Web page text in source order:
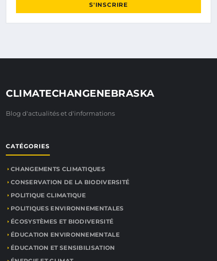
S'INSCRIRE
CLIMATECHANGENEBRASKA
Blog d'actualités et d'informations
CATÉGORIES
CHANGEMENTS CLIMATIQUES
CONSERVATION DE LA BIODIVERSITÉ
POLITIQUE CLIMATIQUE
POLITIQUES ENVIRONNEMENTALES
ÉCOSYSTÈMES ET BIODIVERSITÉ
ÉDUCATION ENVIRONNEMENTALE
ÉDUCATION ET SENSIBILISATION